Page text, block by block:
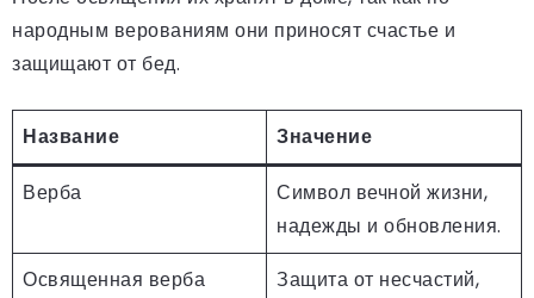
народным верованиям они приносят счастье и
защищают от бед.
Название Значение
Верба
Символ вечной жизни,
надежды и обновления.
Освященная верба
Защита от несчастий,